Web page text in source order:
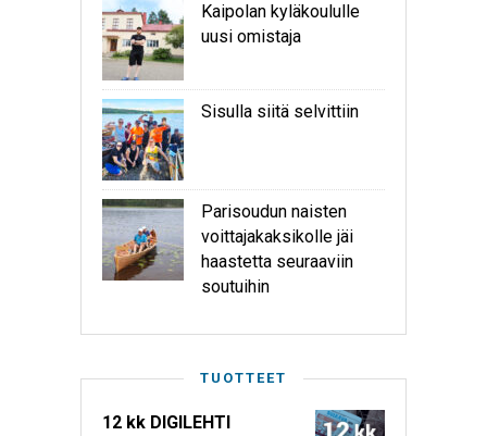
Kaipolan kyläkoululle
uusi omistaja
Sisulla siitä selvittiin
Parisoudun naisten
voittajakaksikolle jäi
haastetta seuraaviin
soutuihin
TUOTTEET
12 kk DIGILEHTI